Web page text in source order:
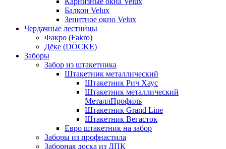
Балкон Velux
Зенитное окно Velux
Чердачные лестницы
Факро (Fakro)
Дёке (DÖCKE)
Заборы
Забор из штакетника
Штакетник металлический
Штакетник Рич Хаус
Штакетник металлический
МеталлПрофиль
Штакетник Grand Line
Штакетник Вегасток
Евро штакетник на забор
Заборы из профнастила
Заборная доска из ДПК